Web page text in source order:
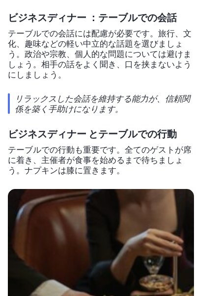
ビジネスディナー ：テーブルでの会話
テーブルでの会話には配慮が必要です。旅行、文
化、趣味などの軽い中立的な話題を選びましょ
う。政治や宗教、個人的な問題については避けま
しょう。相手の話をよく聞き、口を挟まないよう
にしましょう。
リラックスした会話を維持する能力が、信頼関
係を築く手助けになります。
ビジネスディナー とテーブルでの行動
テーブルでの行動も重要です。全てのゲストが席
に着き、主催者が食事を始めるまで待ちましょ
う。ナプキンは膝に置きます。